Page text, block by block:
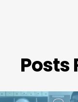
Posts